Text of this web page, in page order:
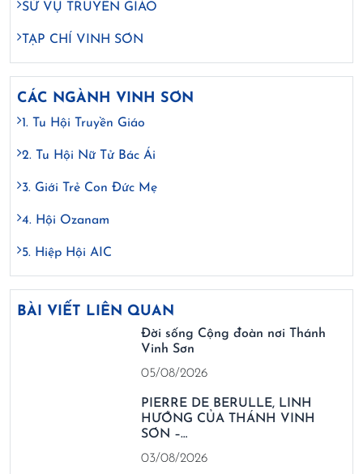
SỨ VỤ TRUYỀN GIÁO
TẠP CHÍ VINH SƠN
CÁC NGÀNH VINH SƠN
1. Tu Hội Truyền Giáo
2. Tu Hội Nữ Tử Bác Ái
3. Giới Trẻ Con Đức Mẹ
4. Hội Ozanam
5. Hiệp Hội AIC
BÀI VIẾT LIÊN QUAN
Đời sống Cộng đoàn nơi Thánh
Vinh Sơn
05/08/2026
PIERRE DE BERULLE, LINH
HƯỚNG CỦA THÁNH VINH
SƠN –…
03/08/2026